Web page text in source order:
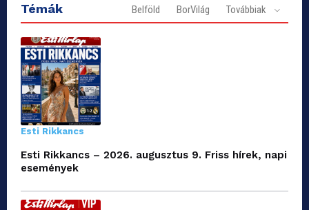
Témák Belföld BorVilág Továbbiak
Esti Rikkancs
Esti Rikkancs – 2026. augusztus 9. Friss hírek, napi
események